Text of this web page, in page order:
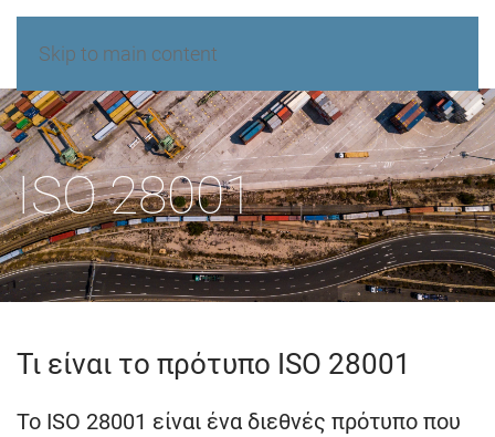
Skip to main content
ISO 28001
Τι είναι το πρότυπο ISO 28001
Το ISO 28001 είναι ένα διεθνές πρότυπο που